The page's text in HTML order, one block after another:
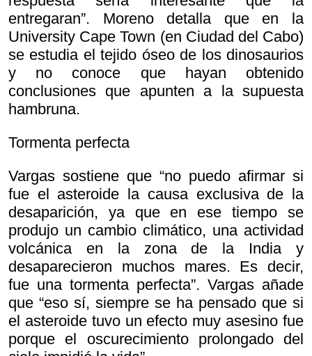
entregaran”. Moreno detalla que en la
University Cape Town (en Ciudad del Cabo)
se estudia el tejido óseo de los dinosaurios
y no conoce que hayan obtenido
conclusiones que apunten a la supuesta
hambruna.
Tormenta perfecta
Vargas sostiene que “no puedo afirmar si
fue el asteroide la causa exclusiva de la
desaparición, ya que en ese tiempo se
produjo un cambio climático, una actividad
volcánica en la zona de la India y
desaparecieron muchos mares. Es decir,
fue una tormenta perfecta”. Vargas añade
que “eso sí, siempre se ha pensado que si
el asteroide tuvo un efecto muy asesino fue
porque el oscurecimiento prolongado del